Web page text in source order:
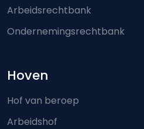
Arbeidsrechtbank
Ondernemingsrechtbank
Hoven
Hof van beroep
Arbeidshof